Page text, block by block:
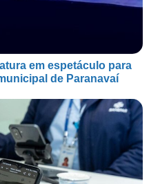
em espetáculo para
de Paranavaí